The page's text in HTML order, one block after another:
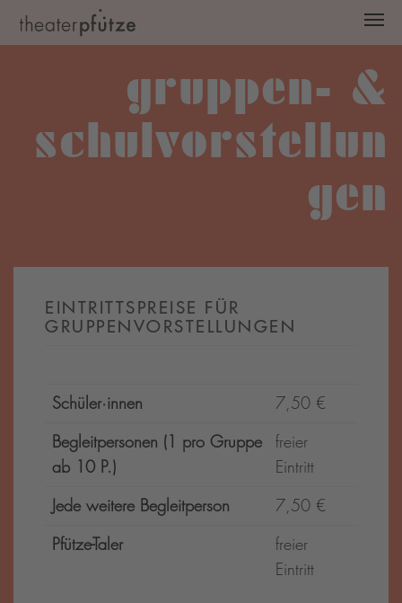
gruppen- &
schulvorstellun
gen
EINTRITTSPREISE FÜR
GRUPPENVORSTELLUNGEN
Schüler·innen
7,50 €
Begleitpersonen (1 pro Gruppe
ab 10 P.)
freier
Eintritt
Jede weitere Begleitperson
7,50 €
Pfütze-Taler
freier
Eintritt